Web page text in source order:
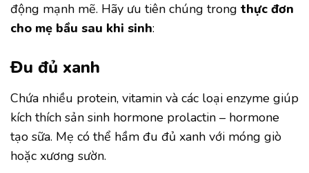
động mạnh mẽ. Hãy ưu tiên chúng trong thực đơn
cho mẹ bầu sau khi sinh:
Đu đủ xanh
Chứa nhiều protein, vitamin và các loại enzyme giúp
kích thích sản sinh hormone prolactin – hormone
tạo sữa. Mẹ có thể hầm đu đủ xanh với móng giò
hoặc xương sườn.